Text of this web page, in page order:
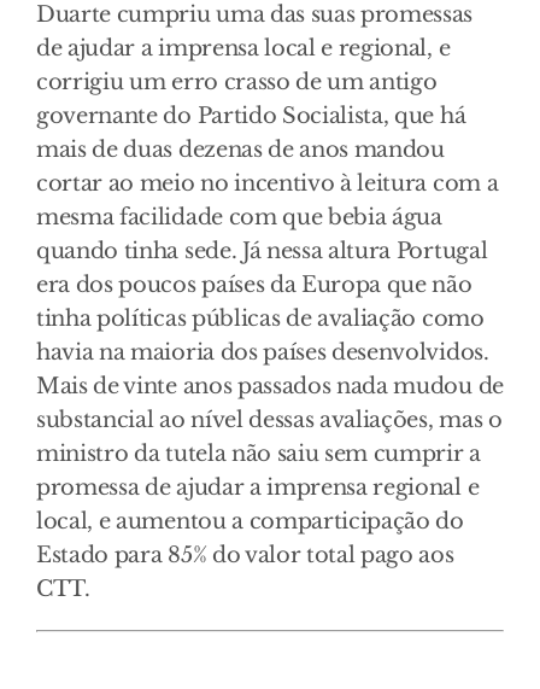
Duarte cumpriu uma das suas promessas
de ajudar a imprensa local e regional, e
corrigiu um erro crasso de um antigo
governante do Partido Socialista, que há
mais de duas dezenas de anos mandou
cortar ao meio no incentivo à leitura com a
mesma facilidade com que bebia água
quando tinha sede. Já nessa altura Portugal
era dos poucos países da Europa que não
tinha políticas públicas de avaliação como
havia na maioria dos países desenvolvidos.
Mais de vinte anos passados nada mudou de
substancial ao nível dessas avaliações, mas o
ministro da tutela não saiu sem cumprir a
promessa de ajudar a imprensa regional e
local, e aumentou a comparticipação do
Estado para 85% do valor total pago aos
CTT.